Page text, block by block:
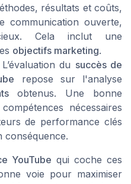
résultats et coûts,
communication ouverte,
Cela inclut une
objectifs marketing.
L’évaluation du succès de
repose sur l'analyse
obtenus. Une bonne
nécessaires
de performance clés
conséquence.
YouTube qui coche ces
voie pour maximiser